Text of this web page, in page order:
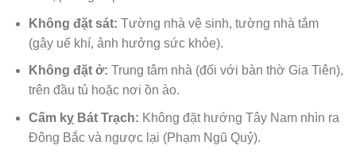
Không đặt sát: Tường nhà vệ sinh, tường nhà tắm
(gây uế khí, ảnh hưởng sức khỏe).
Không đặt ở: Trung tâm nhà (đối với bàn thờ Gia Tiên),
trên đầu tủ hoặc nơi ồn ào.
Cấm kỵ Bát Trạch: Không đặt hướng Tây Nam nhìn ra
Đông Bắc và ngược lại (Phạm Ngũ Quỷ).